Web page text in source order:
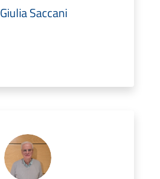
Giulia Saccani